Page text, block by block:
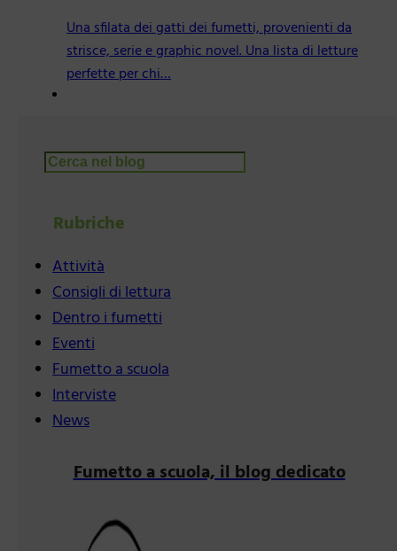
Una sfilata dei gatti dei fumetti, provenienti da
strisce, serie e graphic novel. Una lista di letture
perfette per chi…
Cerca
Rubriche
Attività
Consigli di lettura
Dentro i fumetti
Eventi
Fumetto a scuola
Interviste
News
Fumetto a scuola, il blog dedicato